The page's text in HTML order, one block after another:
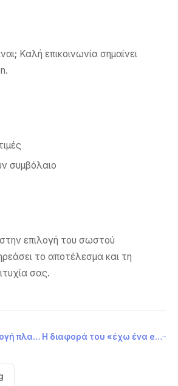
Καλή επικοινωνία σημαίνει
συμβόλαιο
επιλογή του σωστού
το αποτέλεσμα και τη
σας.
Παίζει ρόλο η επιλογή πλατφόρμας eshop στην επιτυχία ενός e-commerce; Η διαφορά του «έχω ένα e-shop» και του «τρέχω ένα επιτυχημένο e-commerce»